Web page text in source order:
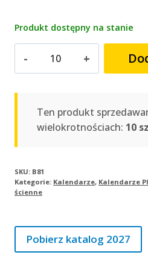
Produkt dostępny na stanie
Kalendarz
SYLWIA
Ten produkt
wielokrotnościach: 10
SKU: B81
Kategorie: Kalendarze, Kalendarze
ścienne
Pobierz katalog 2027